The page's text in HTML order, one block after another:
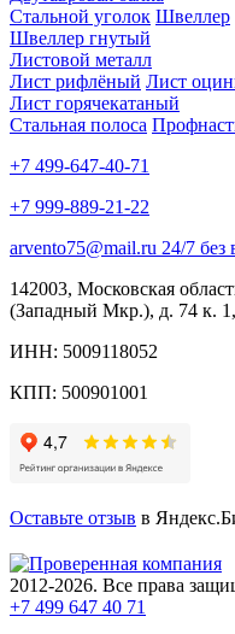
Стальной уголок Швеллер
Швеллер гнутый
Листовой металл
Лист рифлёный Лист
Лист горячекатаный
Стальная полоса
+7 499-647-40-71
+7 999-889-21-22
arvento75@mail.ru 24/7
142003, Московская
(Западный Мкр.), д. 74 к.
ИНН: 5009118052
КПП: 500901001
Оставьте отзыв в
2012-2026. Все права
+7 499 647 40 71